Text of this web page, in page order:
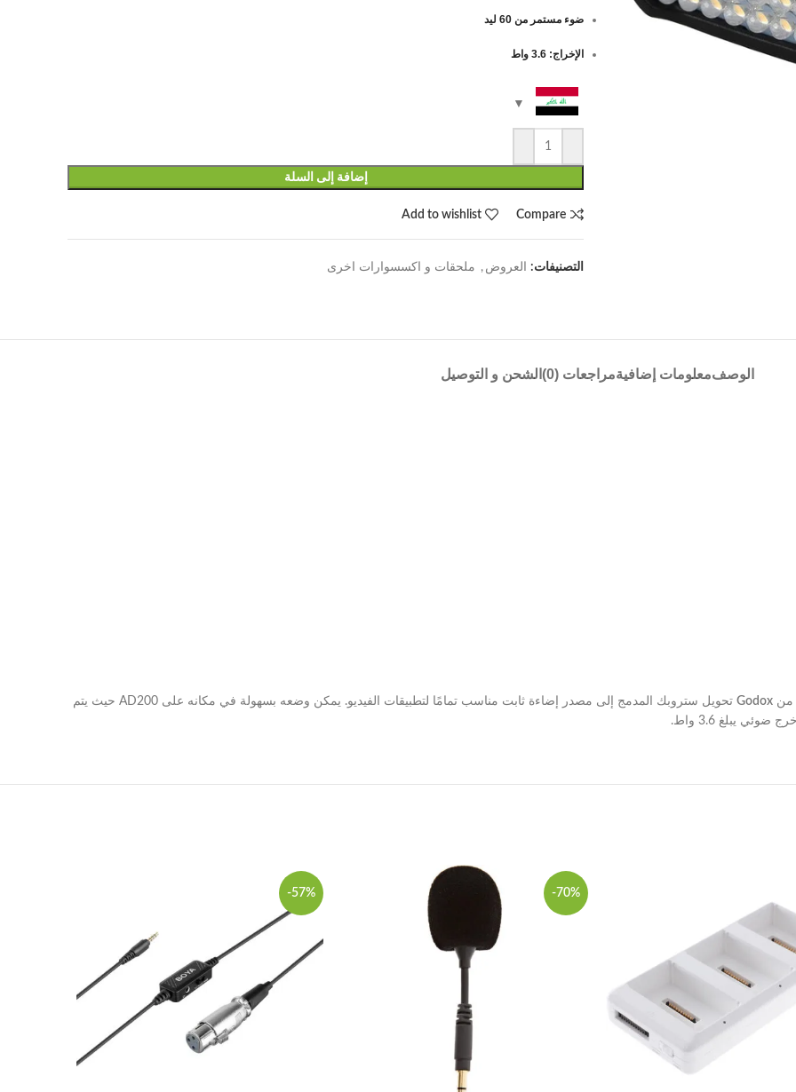
ضوء مستمر من 60 ليد
الإخراج: 3.6 واط
إضافة إلى السلة
Compare
Add to wishlist
التصنيفات: العروض , ملحقات و اكسسوارات اخرى
الوصفمعلومات إضافيةمراجعات (0) الشحن و التوصيل
من Godox تحويل ستروبك المدمج إلى مصدر إضاءة ثابت مناسب تمامًا لتطبيقات الفيديو. يمكن وضعه بسهولة في مكانه على AD200 حيث يتم
-70%
-57%